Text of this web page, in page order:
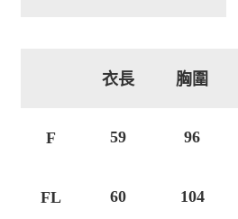
衣長 胸圍
F 59 96
FL 60 104